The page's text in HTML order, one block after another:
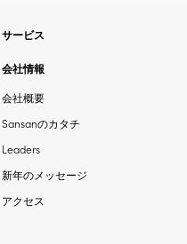
サービス
会社情報
会社概要
Sansanのカタチ
Leaders
新年のメッセージ
アクセス